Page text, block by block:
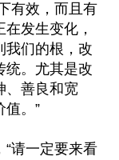
有效，而且有
发生变化，
我们的根，改
统。尤其是改
、善良和宽
值。”
请一定要来看